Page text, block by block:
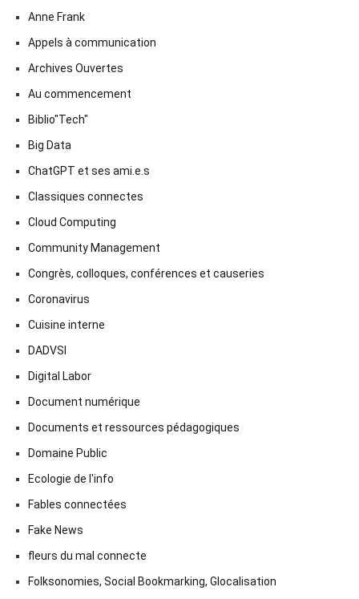
Anne Frank
Appels à communication
Archives Ouvertes
Au commencement
Biblio"Tech"
Big Data
ChatGPT et ses ami.e.s
Classiques connectes
Cloud Computing
Community Management
Congrès, colloques, conférences et causeries
Coronavirus
Cuisine interne
DADVSI
Digital Labor
Document numérique
Documents et ressources pédagogiques
Domaine Public
Ecologie de l'info
Fables connectées
Fake News
fleurs du mal connecte
Folksonomies, Social Bookmarking, Glocalisation